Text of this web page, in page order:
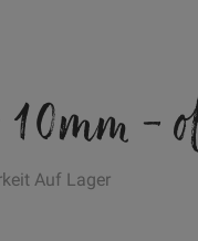
10mm -
Auf Lager